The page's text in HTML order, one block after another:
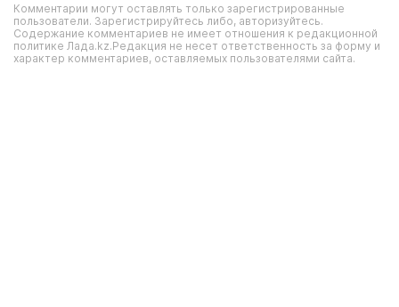
Комментарии могут оставлять только зарегистрированные
пользователи. Зарегистрируйтесь либо, авторизуйтесь.
Содержание комментариев не имеет отношения к редакционной
политике Лада.kz.Редакция не несет ответственность за форму и
характер комментариев, оставляемых пользователями сайта.